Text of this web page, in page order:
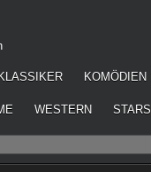
KLASSIKER KOMÖDIEN
WESTERN STARS